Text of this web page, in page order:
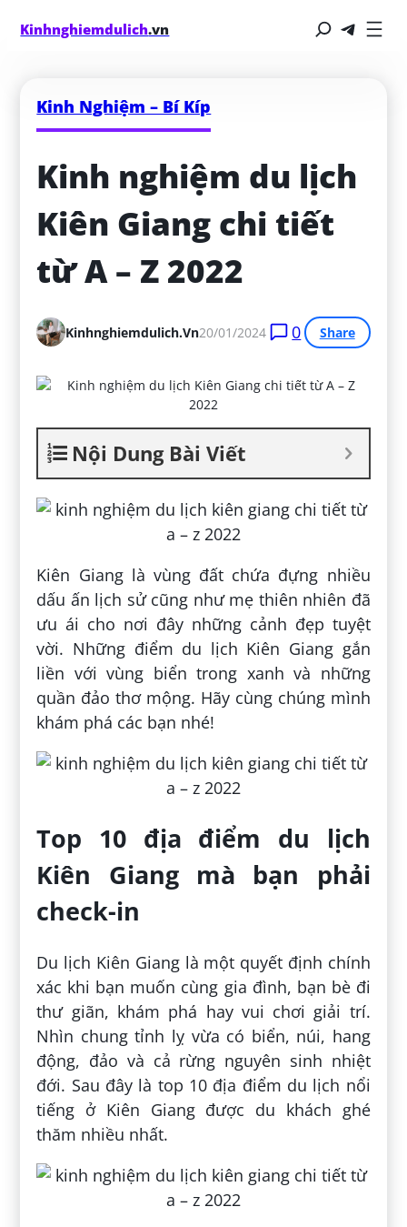
Kinhnghiemdulich.vn
Kinh Nghiệm – Bí Kíp
Kinh nghiệm du lịch
Kiên Giang chi tiết
từ A – Z 2022
Kinhnghiemdulich.vn20/01/2024 0 Share
Nội Dung Bài Viết
Kiên Giang là vùng đất chứa đựng nhiều
dấu ấn lịch sử cũng như mẹ thiên nhiên đã
ưu ái cho nơi đây những cảnh đẹp tuyệt
vời. Những điểm du lịch Kiên Giang gắn
liền với vùng biển trong xanh và những
quần đảo thơ mộng. Hãy cùng chúng mình
khám phá các bạn nhé!
Top 10 địa điểm du lịch
Kiên Giang mà bạn phải
check-in
Du lịch Kiên Giang là một quyết định chính
xác khi bạn muốn cùng gia đình, bạn bè đi
thư giãn, khám phá hay vui chơi giải trí.
Nhìn chung tỉnh lỵ vừa có biển, núi, hang
động, đảo và cả rừng nguyên sinh nhiệt
đới. Sau đây là top 10 địa điểm du lịch nổi
tiếng ở Kiên Giang được du khách ghé
thăm nhiều nhất.